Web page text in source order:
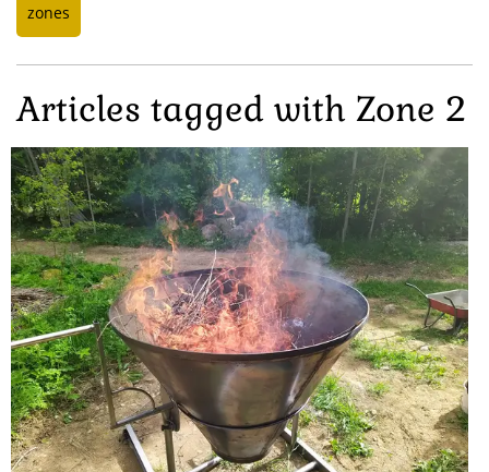
zones
Articles tagged with Zone 2